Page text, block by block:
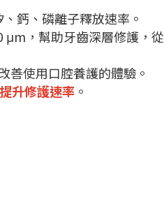
鈣、磷離子釋放速率。
μm，幫助牙齒深層修護，從
善使用口腔養護的體驗。
升修護速率 。